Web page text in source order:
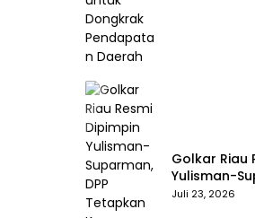
Golkar Riau
Yulisman-
Tetapkan
Juli 23, 2026